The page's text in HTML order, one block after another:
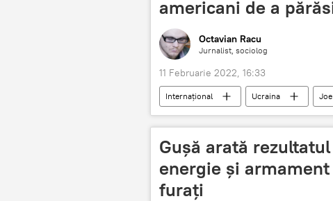
americani de a
Octavian Racu
Jurnalist, sociolog
11 Februarie 2022, 16:33
Internaţional Ucraina
Gușă arată
energie și
furați